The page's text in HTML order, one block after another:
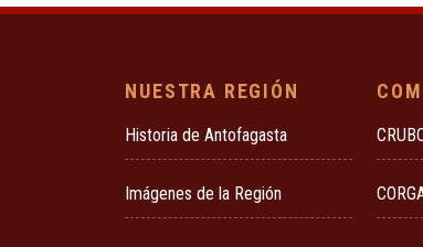
NUESTRA REGIÓN
Historia de Antofagasta
Imágenes de la Región